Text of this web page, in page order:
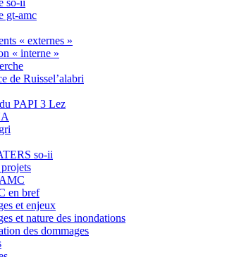
so-ii
gt-amc
« externes »
« interne »
de Ruissel’alabri
PAPI 3 Lez
so-ii
en bref
et enjeux
et nature des inondations
des dommages